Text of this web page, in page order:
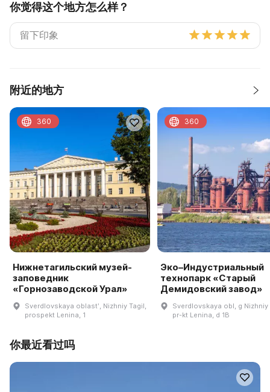
你觉得这个地方怎么样？
附近的地方
Нижнетагильский музей-
заповедник
«Горнозаводской Урал»
Sverdlovskaya oblastʹ, Nizhniy Tagil,
prospekt Lenina, 1
360
Эко–Индустриальный
технопарк «Старый
Демидовский завод»
Sverdlovskaya obl, g Nizhniy
pr-kt Lenina, d 1B
360
你最近看过吗